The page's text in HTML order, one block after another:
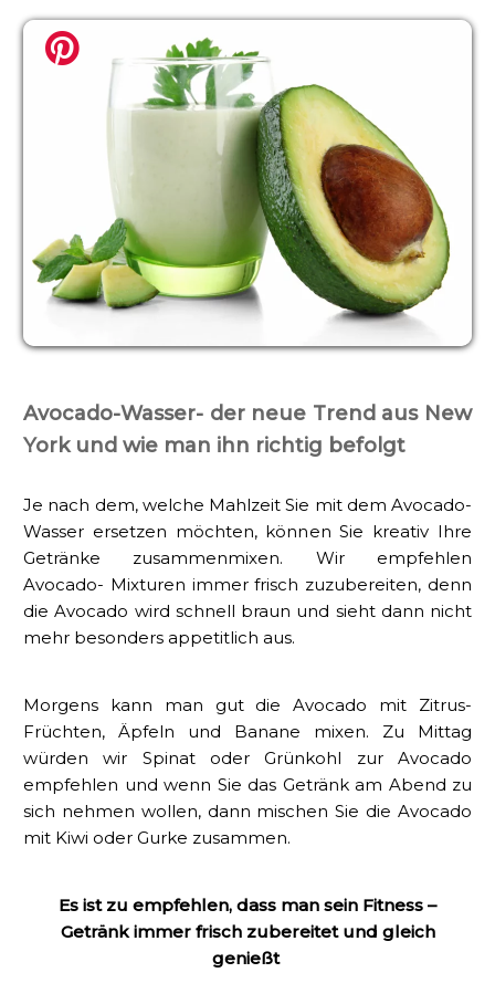
Avocado-Wasser- der neue Trend aus New
York und wie man ihn richtig befolgt
Je nach dem, welche Mahlzeit Sie mit dem Avocado-
Wasser ersetzen möchten, können Sie kreativ Ihre
Getränke zusammenmixen. Wir empfehlen
Avocado- Mixturen immer frisch zuzubereiten, denn
die Avocado wird schnell braun und sieht dann nicht
mehr besonders appetitlich aus.
Morgens kann man gut die Avocado mit Zitrus-
Früchten, Äpfeln und Banane mixen. Zu Mittag
würden wir Spinat oder Grünkohl zur Avocado
empfehlen und wenn Sie das Getränk am Abend zu
sich nehmen wollen, dann mischen Sie die Avocado
mit Kiwi oder Gurke zusammen.
Es ist zu empfehlen, dass man sein Fitness –
Getränk immer frisch zubereitet und gleich
genießt